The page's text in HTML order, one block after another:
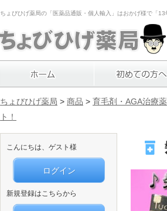
ちょびひげ薬局の「医薬品通販・個人輸入」はおかげ様で「
ちょびひげ薬局 > 商品 > 育毛剤・AGA治療薬
ト！
こんにちは、ゲスト様
ログイン
新規登録はこちらから